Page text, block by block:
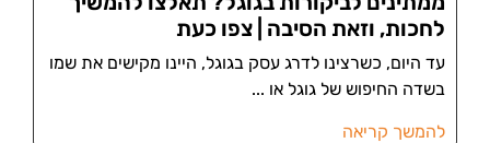
לחכות, וזאת הסיבה | צפו כעת
עד היום, כשרצינו לדרג עסק בגוגל, היינו מקישים את שמו
בשדה החיפוש של גוגל או
להמשך קריאה